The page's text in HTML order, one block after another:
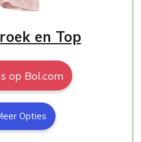
en Top
op Bol.com
Opties